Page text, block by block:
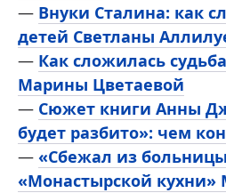
— Внуки Сталина: как
детей Светланы
— Как сложилась
Марины Цветаевой
— Сюжет книги Анны
будет разбито»: чем
— «Сбежал из
«Монастырской